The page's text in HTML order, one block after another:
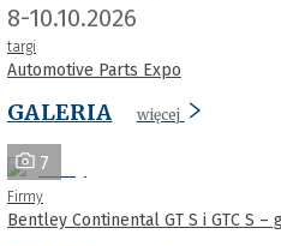
8-10.10.2026
targi
Automotive Parts Expo
GALERIA więcej
7
Firmy
Bentley Continental GT S i GTC S